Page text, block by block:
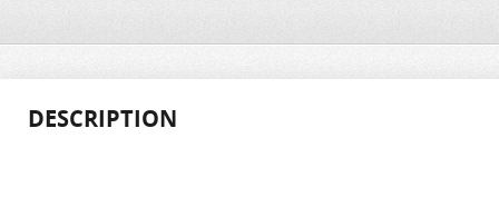
DESCRIPTION